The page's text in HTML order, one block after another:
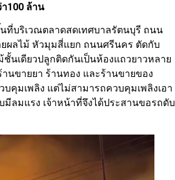
100 ล้าน
นที่บริเวณตลาดสดเทศบาลรัตนบุรี ถนน
ผลไม้ หัวมุมสี่แยก ถนนศรีนคร ตัดกับ
ชั้นเดียวปลูกติดกันเป็นห้องแถวยาวหลาย
นขายยา ร้านทอง และร้านขายของ
บคุมเพลิง แต่ไม่สามารถควบคุมเพลิงเอา
มีลมแรง เจ้าหน้าที่จึงได้ประสานขอรถดับ